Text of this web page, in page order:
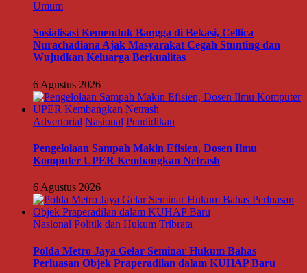
Umum
Sosialisasi Kemenduk Bangga di Bekasi, Cellica
Nurachadiana Ajak Masyarakat Cegah Stunting dan
Wujudkan Keluarga Berkualitas
6 Agustus 2026
Advertorial Nasional Pendidikan
Pengelolaan Sampah Makin Efisien, Dosen Ilmu
Komputer UPER Kembangkan Netrash
6 Agustus 2026
Nasional Politik dan Hukum Tribrata
Polda Metro Jaya Gelar Seminar Hukum Bahas
Perluasan Objek Praperadilan dalam KUHAP Baru